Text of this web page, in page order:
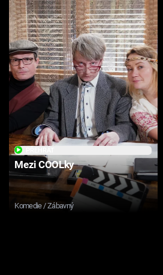
Mezi COOLky
Komedie / Zábavný